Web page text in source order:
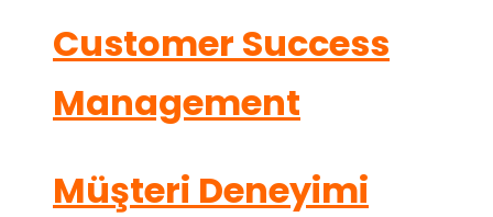
Customer Success
Management
Müşteri Deneyimi